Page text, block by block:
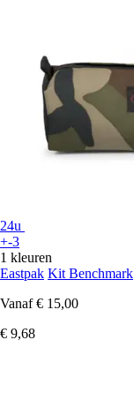
24u
+-3
1 kleuren
Eastpak Kit Benchmark
Vanaf € 15,00
€ 9,68